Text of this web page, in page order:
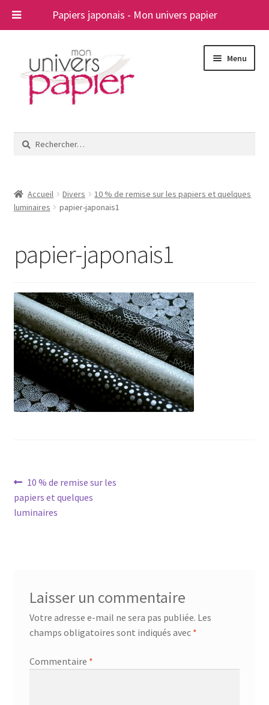
Papiers japonais - Mon univers papier
navigation
contenu
Menu
le
A propos
Rechercher :
Accueil Divers
10 % de remise sur les papiers et quelques
luminaires
papier-japonais1
papier-japonais1
Navigation
de
Article
précédent :
10 % de remise sur les
papiers et quelques
luminaires
Laisser un commentaire
Votre adresse e-mail ne sera pas publiée. Les
champs obligatoires sont indiqués avec *
Commentaire *